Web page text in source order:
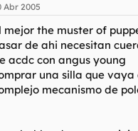
Abr 2005
mejor the muster of
de ahi necesitan
acdc con angus young
una silla que
mecanismo de